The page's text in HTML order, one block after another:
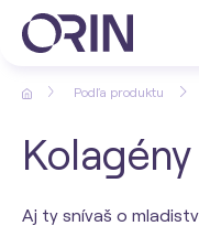
Podľa produktu
Kolagény
Aj ty snívaš o